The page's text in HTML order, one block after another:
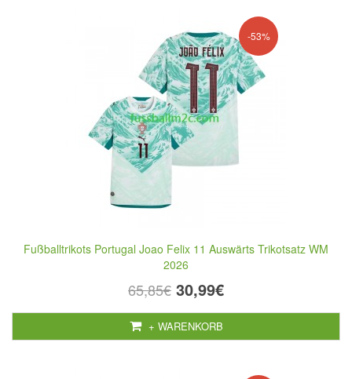
-53%
Fußballtrikots Portugal Joao Felix 11 Auswärts Trikotsatz WM
2026
65,85€ 30,99€
+ WARENKORB